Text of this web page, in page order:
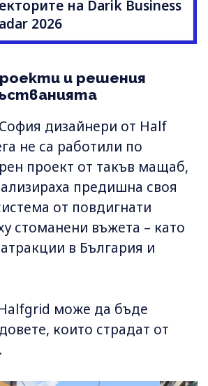
на Darik Business
2026
и решения
дизайнери от Half
не са работили по
проект от такъв мащаб,
предишна своя
от повдигнати
стоманени въжета – като
в България и
може да бъде
които страдат от